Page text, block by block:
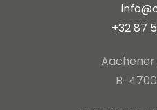
+32 87
Aachener
B-